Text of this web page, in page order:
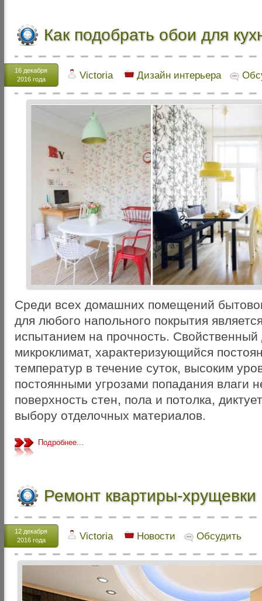
Как подобрать обои для
16 декабря
2016 года
Victoria Дизайн интерьера
Среди всех домашних помещений
для любого напольного покрытия
испытанием на прочность.
микроклимат, характеризующийся
температур в течение суток, высоким
постоянными угрозами попадания влаги
поверхность стен, пола и потолка,
выбору отделочных материалов.
Подробнее...
Ремонт квартиры-хрущевки
12 декабря
2016 года
Victoria Новости Обсудить